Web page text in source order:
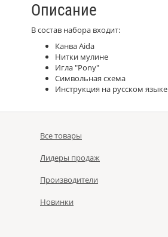
Описание
В состав набора входит:
Канва Aida
Нитки мулине
Игла "Pony"
Символьная схема
Инструкция на русском языке
Все товары
Лидеры продаж
Производители
Новинки